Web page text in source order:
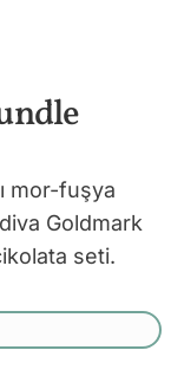
mor-fuşya
Goldmark
seti.